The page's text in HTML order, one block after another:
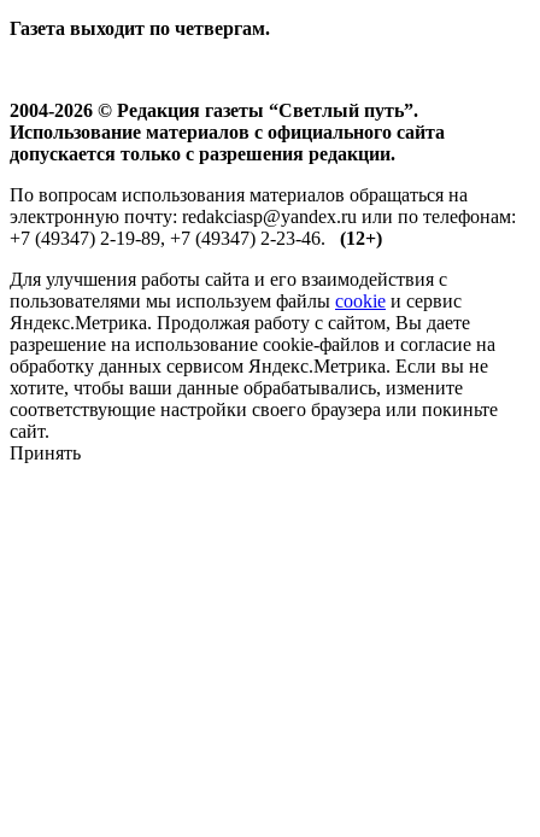
Газета выходит по четвергам.
2004-2026 © Редакция газеты “Светлый путь”.
Использование материалов с официального сайта
допускается только с разрешения редакции.
По вопросам использования материалов обращаться на
электронную почту: redakciasp@yandex.ru или по телефонам:
+7 (49347) 2-19-89, +7 (49347) 2-23-46. (12+)
Для улучшения работы сайта и его взаимодействия с
пользователями мы используем файлы cookie и сервис
Яндекс.Метрика. Продолжая работу с сайтом, Вы даете
разрешение на использование cookie-файлов и согласие на
обработку данных сервисом Яндекс.Метрика. Если вы не
хотите, чтобы ваши данные обрабатывались, измените
соответствующие настройки своего браузера или покиньте
сайт.
Принять